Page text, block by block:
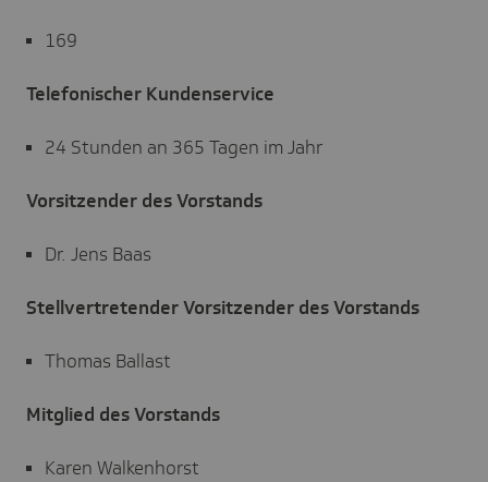
169
Telefonischer Kundenservice
24 Stunden an 365 Tagen im Jahr
Vorsitzender des Vorstands
Dr. Jens Baas
Stellvertretender Vorsitzender des Vorstands
Thomas Ballast
Mitglied des Vorstands
Karen Walkenhorst